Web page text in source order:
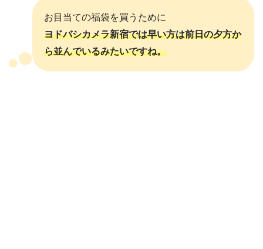
お目当ての福袋を買うために
ヨドバシカメラ新宿では早い方は前日の夕方か
ら並んでいるみたいですね。